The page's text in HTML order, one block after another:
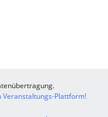
Veranstaltungs-Plattform!